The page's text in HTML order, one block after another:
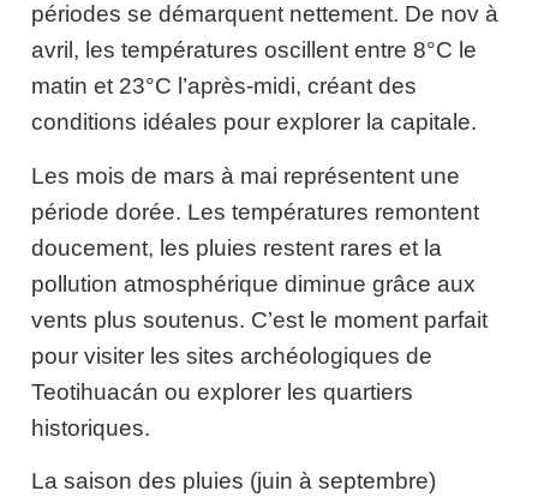
périodes se démarquent nettement. De nov à
avril, les températures oscillent entre 8°C le
matin et 23°C l’après-midi, créant des
conditions idéales pour explorer la capitale.
Les mois de mars à mai représentent une
période dorée. Les températures remontent
doucement, les pluies restent rares et la
pollution atmosphérique diminue grâce aux
vents plus soutenus. C’est le moment parfait
pour visiter les sites archéologiques de
Teotihuacán ou explorer les quartiers
historiques.
La saison des pluies (juin à septembre)